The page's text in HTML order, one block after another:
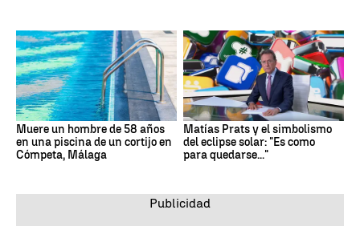
Muere un hombre de 58 años
en una piscina de un cortijo en
Cómpeta, Málaga
Matías Prats y el simbolismo
del eclipse solar: "Es como
para quedarse..."